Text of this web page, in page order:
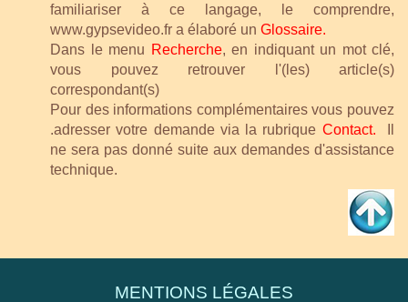
familiariser à ce langage, le comprendre,
www.gypsevideo.fr a élaboré un Glossaire.
Dans le menu Recherche, en indiquant un mot clé,
vous pouvez retrouver l'(les) article(s)
correspondant(s)
Pour des informations complémentaires vous pouvez
.adresser votre demande via la rubrique Contact.
ne sera pas donné suite aux demandes d'assistance
technique.
MENTIONS LÉGALES